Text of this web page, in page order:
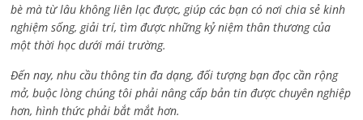
bè mà từ lâu không liên lạc được, giúp các bạn có nơi chia sẻ kinh
nghiệm sống, giải trí, tìm được những kỷ niệm thân thương của
một thời học dưới mái trường.
Đến nay, nhu cầu thông tin đa dạng, đối tượng bạn đọc cần rộng
mở, buộc lòng chúng tôi phải nâng cấp bản tin được chuyên nghiệp
hơn, hình thức phải bắt mắt hơn.